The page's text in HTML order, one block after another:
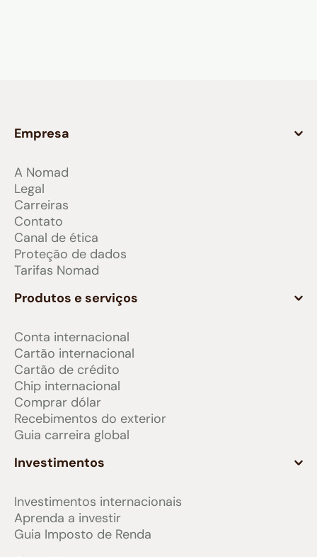
Empresa
A Nomad
Legal
Carreiras
Contato
Canal de ética
Proteção de dados
Tarifas Nomad
Produtos e serviços
Conta internacional
Cartão internacional
Cartão de crédito
Chip internacional
Comprar dólar
Recebimentos do exterior
Guia carreira global
Investimentos
Investimentos internacionais
Aprenda a investir
Guia Imposto de Renda